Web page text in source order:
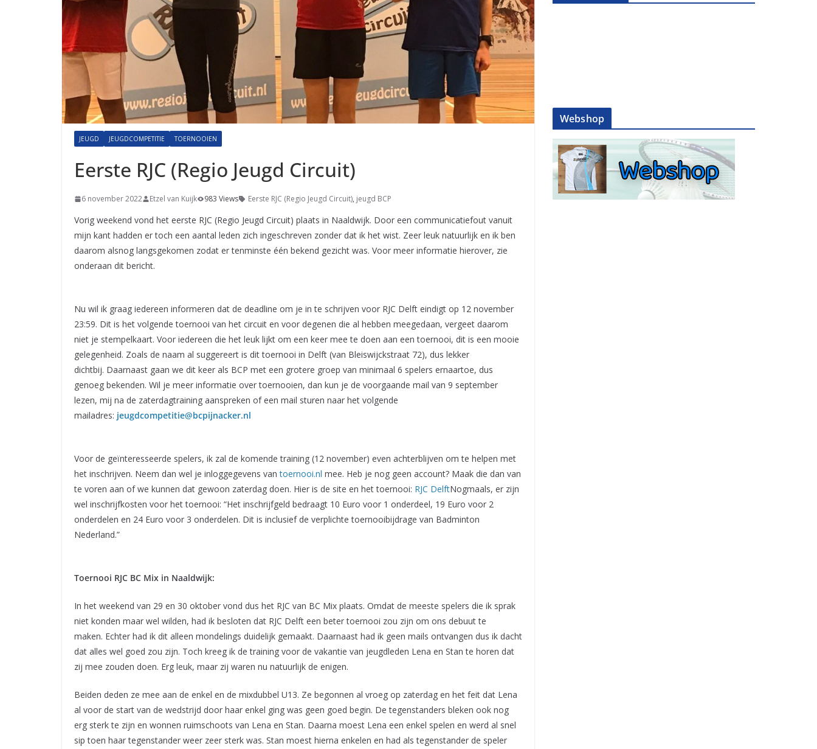
JEUGD JEUGDCOMPETITIE TOERNOOIEN
Eerste RJC (Regio Jeugd Circuit)
6 november 2022 Etzel van Kuijk 983 Views Eerste RJC (Regio Jeugd Circuit), jeugd BCP
Vorig weekend vond het eerste RJC (Regio Jeugd Circuit) plaats in Naaldwijk. Door een communicatiefout vanuit
mijn kant hadden er toch een aantal leden zich ingeschreven zonder dat ik het wist. Zeer leuk natuurlijk en ik ben
daarom alsnog langsgekomen zodat er tenminste één bekend gezicht was. Voor meer informatie hierover, zie
onderaan dit bericht.
Nu wil ik graag iedereen informeren dat de deadline om je in te schrijven voor RJC Delft eindigt op 12 november
23:59. Dit is het volgende toernooi van het circuit en voor degenen die al hebben meegedaan, vergeet daarom
niet je stempelkaart. Voor iedereen die het leuk lijkt om een keer mee te doen aan een toernooi, dit is een mooie
gelegenheid. Zoals de naam al suggereert is dit toernooi in Delft (van Bleiswijckstraat 72), dus lekker
dichtbij. Daarnaast gaan we dit keer als BCP met een grotere groep van minimaal 6 spelers ernaartoe, dus
genoeg bekenden. Wil je meer informatie over toernooien, dan kun je de voorgaande mail van 9 september
lezen, mij na de zaterdagtraining aanspreken of een mail sturen naar het volgende
mailadres: jeugdcompetitie@bcpijnacker.nl
Voor de geïnteresseerde spelers, ik zal de komende training (12 november) even achterblijven om te helpen met
het inschrijven. Neem dan wel je inloggegevens vantoernooi.nl mee. Heb je nog geen account? Maak die dan van
te voren aan of we kunnen dat gewoon zaterdag doen. Hier is de site en het toernooi: RJC DelftNogmaals, er zijn
wel inschrijfkosten voor het toernooi: “Het inschrijfgeld bedraagt 10 Euro voor 1 onderdeel, 19 Euro voor 2
onderdelen en 24 Euro voor 3 onderdelen. Dit is inclusief de verplichte toernooibijdrage van Badminton
Nederland.”
Toernooi RJC BC Mix in Naaldwijk:
In het weekend van 29 en 30 oktober vond dus het RJC van BC Mix plaats. Omdat de meeste spelers die ik sprak
niet konden maar wel wilden, had ik besloten dat RJC Delft een beter toernooi zou zijn om ons debuut te
maken. Echter had ik dit alleen mondelings duidelijk gemaakt. Daarnaast had ik geen mails ontvangen dus ik dacht
dat alles wel goed zou zijn. Toch kreeg ik de training voor de vakantie van jeugdleden Lena en Stan te horen dat
zij mee zouden doen. Erg leuk, maar zij waren nu natuurlijk de enigen.
Beiden deden ze mee aan de enkel en de mixdubbel U13. Ze begonnen al vroeg op zaterdag en het feit dat Lena
al voor de start van de wedstrijd door haar enkel ging was geen goed begin. De tegenstanders bleken ook nog
erg sterk te zijn en wonnen ruimschoots van Lena en Stan. Daarna moest Lena een enkel spelen en werd al snel
sip toen haar tegenstander weer zeer sterk was. Stan moest hierna enkelen en had als tegenstander de speler
Webshop